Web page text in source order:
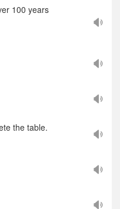
100 years
the table.